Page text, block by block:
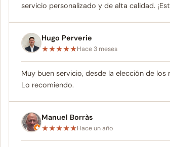
servicio personalizado y de alta calidad.
Hugo Perverie
★★★★★Hace 3 meses
Muy buen servicio, desde la elección de
Lo recomiendo.
Manuel Borràs
★★★★★Hace un año